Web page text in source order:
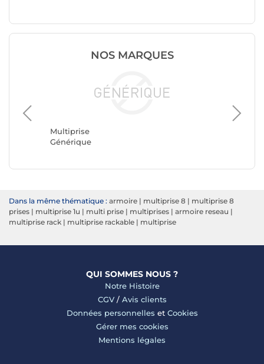
NOS MARQUES
Multiprise
Générique
Belkin
Dans la même thématique : armoire | multiprise 8 | multiprise 8
prises | multiprise 1u | multi prise | multiprises | armoire reseau |
multiprise rack | multiprise rackable | multiprise
QUI SOMMES NOUS ?
Notre Histoire
CGV/ Avis clients
Données personnelles et Cookies
Gérer mes cookies
Mentions légales